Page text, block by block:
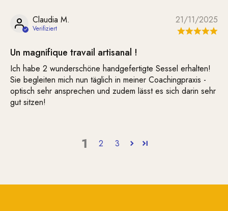
21/11/2025
Claudia M.
Un magnifique travail artisanal !
Ich habe 2 wunderschöne handgefertigte Sessel erhalten!
Sie begleiten mich nun täglich in meiner Coachingpraxis -
optisch sehr ansprechen und zudem lässt es sich darin sehr
gut sitzen!
1 2 3